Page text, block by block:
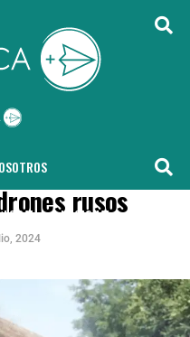
LOCAL NACIONAL
rusos
2024